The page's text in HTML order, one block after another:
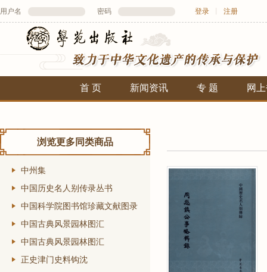
用户名 密码 登录 注册
首 页 新闻资讯 专 题 网
浏览更多同类商品
中州集
中国历史名人别传录丛书
中国科学院图书馆珍藏文献图录
中国古典风景园林图汇
中国古典风景园林图汇
正史津门史料钩沈